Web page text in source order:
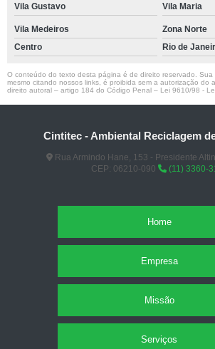
Vila Gustavo Vila Maria
Vila Medeiros
Zona Norte
Centro
Rio de
O conteúdo do texto desta página é de direito reservado. Sua
mesmo citando nossos links, é proibida sem a autorização do
direito autoral – artigo 184 do Código Penal – Lei 9610/98 -
Cintitec - Ambiental Reciclagem
Rua Armindo Hane, 153 - Presidente
CEP: 06210-090
(11) 3360-
Home
Empresa
Missão
Serviços